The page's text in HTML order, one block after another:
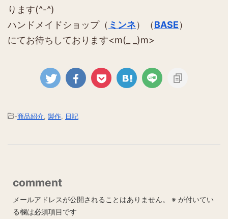
ります(^-^)
ハンドメイドショップ（ ミンネ）（BASE）
にてお待ちしております<m(_ _)m>
-商品紹介 製作 日記
comment
メールアドレスが公開されることはありません。 ※ が付いてい
る欄は必須項目です